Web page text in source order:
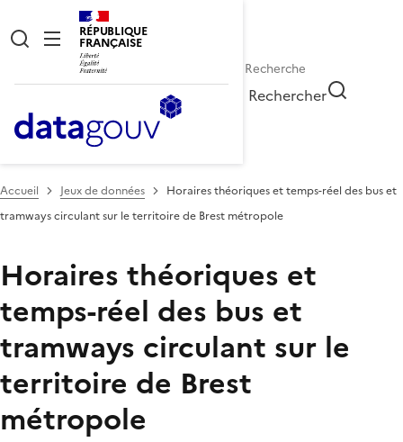
RÉPUBLIQUE
FRANÇAISE
Rechercher
Accueil Jeux de données
Horaires théoriques et temps-réel des bus et
tramways circulant sur le territoire de Brest métropole
Horaires théoriques et
temps-réel des bus et
tramways circulant sur le
territoire de Brest
métropole